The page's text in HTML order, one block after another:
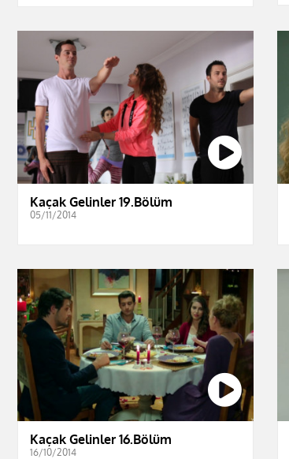
Kaçak Gelinler 19.Bölüm
05/11/2014
Kaçak Gelinler 16.Bölüm
16/10/2014